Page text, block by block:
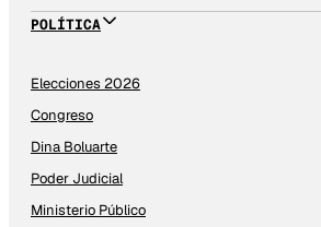
POLÍTICA
Elecciones 2026
Congreso
Dina Boluarte
Poder Judicial
Ministerio Público